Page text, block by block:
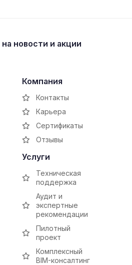
на новости и акции
Компания
Контакты
Карьера
Сертификаты
Отзывы
Услуги
Техническая
поддержка
Аудит и
экспертные
рекомендации
Пилотный
проект
Комплексный
BIM-консалтинг